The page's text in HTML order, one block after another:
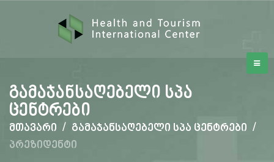
გამაჯანსაღებელი სპა
ცენტრები
მთავარი / გამაჯანსაღებელი სპა ცენტრები /
პრეზიდენტი